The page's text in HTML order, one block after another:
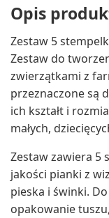
Opis
Zestaw 5
Zestaw do
zwierzątkami z
przeznaczone są
ich kształt i
małych,
Zestaw zawiera 5
jakości pianki z
pieska i świnki.
opakowanie